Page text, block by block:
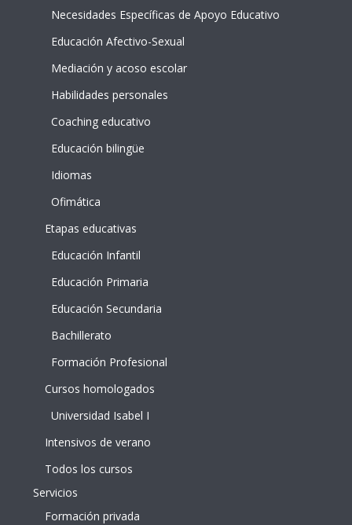
Necesidades Específicas de Apoyo Educativo
Educación Afectivo-Sexual
Mediación y acoso escolar
Habilidades personales
Coaching educativo
Educación bilingüe
Idiomas
Ofimática
Etapas educativas
Educación Infantil
Educación Primaria
Educación Secundaria
Bachillerato
Formación Profesional
Cursos homologados
Universidad Isabel I
Intensivos de verano
Todos los cursos
Servicios
Formación privada